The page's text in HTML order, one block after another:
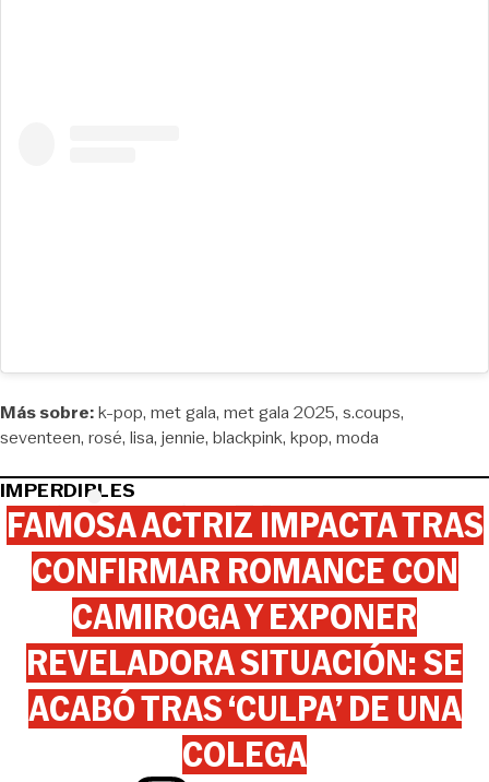
Más sobre:k-pop met gala met gala 2025 s.coups
seventeen rosé lisa jennie blackpink kpop moda
IMPERDIBLES
FAMOSA ACTRIZ IMPACTA TRAS
CONFIRMAR ROMANCE CON
CAMIROGA Y EXPONER
REVELADORA SITUACIÓN: SE
ACABÓ TRAS ‘CULPA’ DE UNA
COLEGA